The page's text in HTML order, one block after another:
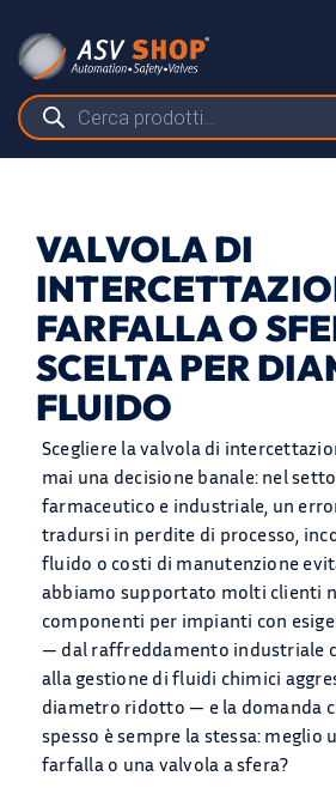
contenuto
Ricerca
prodotti
VALVOLA DI
FARFALLA O
SCELTA PER
FLUIDO
Scegliere la valvola di
mai una decisione banale: nel
farmaceutico e industriale, un
tradursi in perdite di processo,
fluido o costi di manutenzione
abbiamo supportato molti clienti
componenti per impianti con
— dal raffreddamento industriale
alla gestione di fluidi chimici
diametro ridotto — e la domanda
spesso è sempre la stessa: meglio
farfalla o una valvola a sfera?